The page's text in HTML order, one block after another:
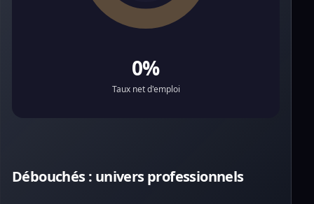
0%
Taux net d'emploi
Débouchés : univers professionnels